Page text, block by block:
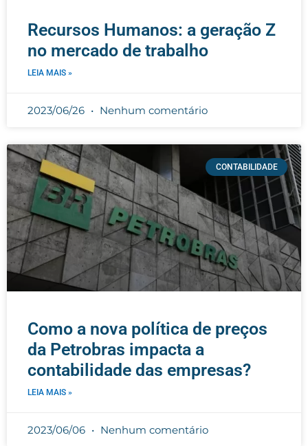
Recursos Humanos: a geração Z
no mercado de trabalho
LEIA MAIS »
2023/06/26 Nenhum comentário
CONTABILIDADE
Como a nova política de preços
da Petrobras impacta a
contabilidade das empresas?
LEIA MAIS »
2023/06/06 Nenhum comentário